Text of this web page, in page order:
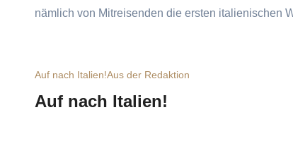
nämlich von Mitreisenden die ersten italienischen
Auf nach Italien!Aus der Redaktion
Auf nach Italien!